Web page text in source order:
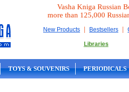
Vasha Kniga Russian
more than 125,000
New Products | Bestsellers |
Libraries
TOYS & SOUVENIRS PERIODICALS